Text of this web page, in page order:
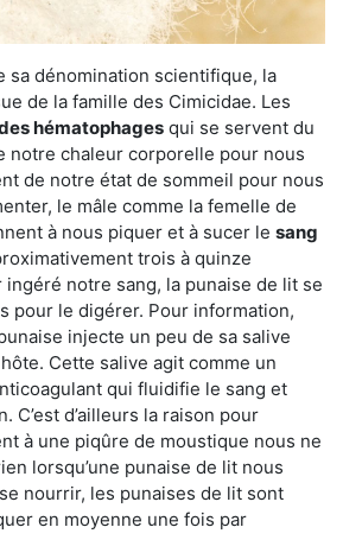
sa dénomination scientifique, la
de la famille des Cimicidae. Les
hématophages qui se servent du
notre chaleur corporelle pour nous
de notre état de sommeil pour nous
le mâle comme la femelle de
à nous piquer et à sucer le sang
trois à quinze
notre sang, la punaise de lit se
pour le digérer. Pour information,
injecte un peu de sa salive
Cette salive agit comme un
qui fluidifie le sang et
C’est d’ailleurs la raison pour
à une piqûre de moustique nous ne
lorsqu’une punaise de lit nous
nourrir, les punaises de lit sont
en moyenne une fois par